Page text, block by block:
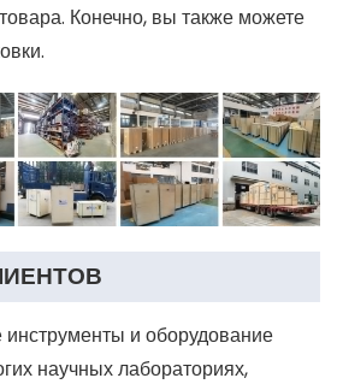
Конечно, вы также можете
и оборудование
научных лабораториях,